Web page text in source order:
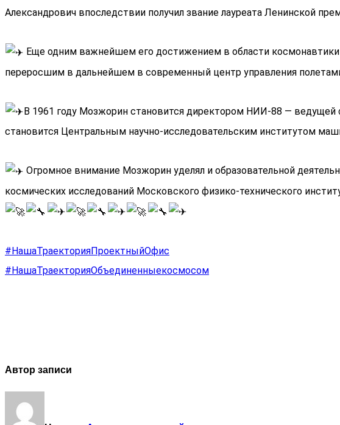
Александрович впоследствии получил звание лауреата Ленинской
Еще одним важнейшем его достижением в области космонавтики
переросшим в дальнейшем в современный центр управления
В 1961 году Мозжорин становится директором НИИ-88 —
становится Центральным научно-исследовательским институтом
Огромное внимание Мозжорин уделял и образовательной
космических исследований Московского физико-технического
#НашаТраекторияПроектныйОфис
#НашаТраекторияОбъединенныекосмосом
Автор записи